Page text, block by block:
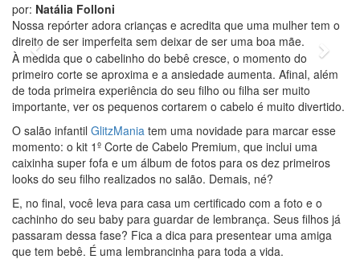
por: Natália Folloni
Nossa repórter adora crianças e acredita que uma mulher tem o
direito de ser imperfeita sem deixar de ser uma boa mãe.
Previous Next
À medida que o cabelinho do bebê cresce, o momento do
primeiro corte se aproxima e a ansiedade aumenta. Afinal, além
de toda primeira experiência do seu filho ou filha ser muito
importante, ver os pequenos cortarem o cabelo é muito divertido.
O salão infantil GlitzMania tem uma novidade para marcar esse
momento: o kit 1º Corte de Cabelo Premium, que inclui uma
caixinha super fofa e um álbum de fotos para os dez primeiros
looks do seu filho realizados no salão. Demais, né?
E, no final, você leva para casa um certificado com a foto e o
cachinho do seu baby para guardar de lembrança. Seus filhos já
passaram dessa fase? Fica a dica para presentear uma amiga
que tem bebê. É uma lembrancinha para toda a vida.